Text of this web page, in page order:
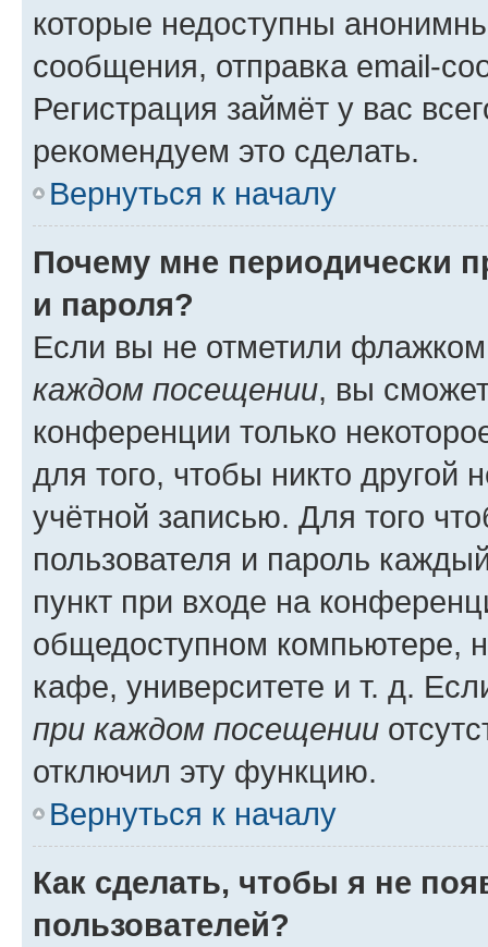
которые недоступны
сообщения, отправка email-
Регистрация займёт у вас
рекомендуем это сделать.
Вернуться к началу
Почему мне периодически
и пароля?
Если вы не отметили
каждом посещении, вы
конференции только
для того, чтобы никто другой
учётной записью. Для того
пользователя и пароль
пункт при входе на
общедоступном компьютере,
кафе, университете и т. д.
при каждом посещении
отключил эту функцию.
Вернуться к началу
Как сделать, чтобы я не
пользователей?